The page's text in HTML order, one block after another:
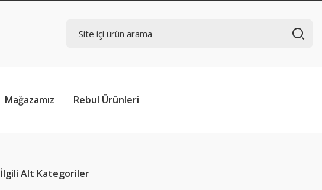
Mağazamız Rebul Ürünleri
İlgili Alt Kategoriler